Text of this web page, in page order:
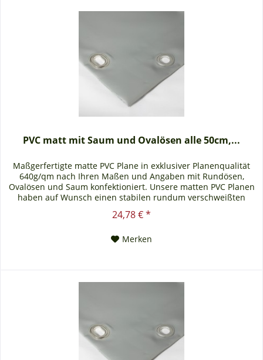
PVC matt mit Saum und Ovalösen alle 50cm,...
Maßgerfertigte matte PVC Plane in exklusiver Planenqualität
640g/qm nach Ihren Maßen und Angaben mit Rundösen,
Ovalösen und Saum konfektioniert. Unsere matten PVC Planen
haben auf Wunsch einen stabilen rundum verschweißten
Saum in der Farbe der Plane, dieser ist ca. 7cm breit. Jede
matte PVC Plane lässt sich bei uns mit verzinkten Ösen oder
24,78 € *
Merken